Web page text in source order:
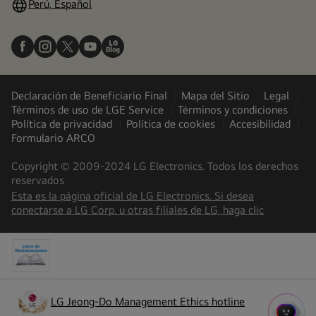
Perú, Español
Declaración de Beneficiario Final Mapa del Sitio
Legal
Términos de uso de LGE Service
Términos y condiciones
Política de privacidad
Política de cookies
Accesibilidad
Formulario ARCO
Copyright © 2009-2024 LG Electronics. Todos los derechos
reservados
Esta es la página oficial de LG Electronics. Si desea
conectarse a LG Corp. u otras filiales de LG, haga clic(
a
LG Jeong-Do Management Ethics hotline
opens